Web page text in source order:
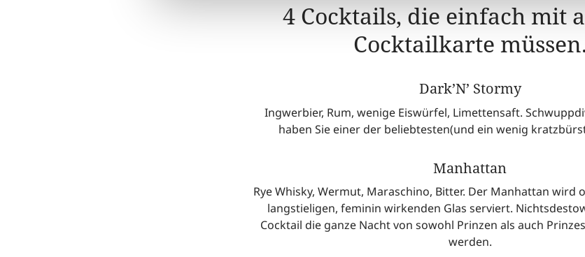
4 Cocktails, die einfach mit
Cocktailkarte müssen.
Dark’N’ Stormy
Ingwerbier, Rum, wenige Eiswürfel, Limettensaft.
haben Sie einer der beliebtesten(und ein wenig
Manhattan
Rye Whisky, Wermut, Maraschino, Bitter. Der Manhattan wird
langstieligen, feminin wirkenden Glas serviert.
Cocktail die ganze Nacht von sowohl Prinzen als auch
werden.